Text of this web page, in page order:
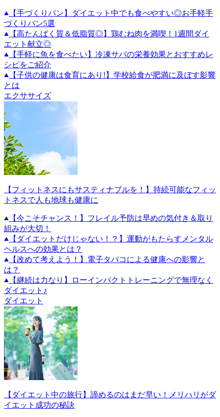
【手づくりパン】ダイエット中でも食べやすい◎お手軽手
づくりパン5選
【高たんぱく質＆低脂質◎】鶏むね肉を満喫！1週間ダイ
エット献立◎
【手軽に魚を食べたい】冷凍サバの栄養効果とおすすめレ
シピをご紹介
【子供の健康は食育にあり!】学校給食が肥満に及ぼす影響
とは
エクササイズ
【フィットネスにもサスティナブルを！】持続可能なフィッ
トネスで人も地球も健康に
【今こそチャンス！】フレイル予防は早めの気付き＆取り
組みが大切！
【ダイエットだけじゃない！？】運動がもたらすメンタル
ヘルスへの効果とは？
【改めて考えよう！】電子タバコによる健康への影響と
は？
【継続は力なり】ローインパクトトレーニングで無理なく
ダイエット♪
ダイエット
【ダイエット中の旅行】諦めるのはまだ早い！メリハリがダ
イエット成功の秘訣